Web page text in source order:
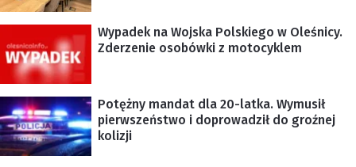
Wypadek na Wojska Polskiego w Oleśnicy.
Zderzenie osobówki z motocyklem
Potężny mandat dla 20-latka. Wymusił
pierwszeństwo i doprowadził do groźnej
kolizji